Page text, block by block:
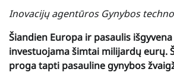
Inovacijų agentūros Gynybos
Šiandien Europa ir pasaulis
investuojama šimtai milijardų eurų.
proga tapti pasauline gynybos